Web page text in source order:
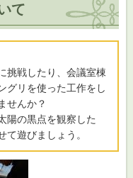
て
挑戦したり、会議室棟
グリを使った工作をし
せんか？
陽の黒点を観察した
て遊びましょう。